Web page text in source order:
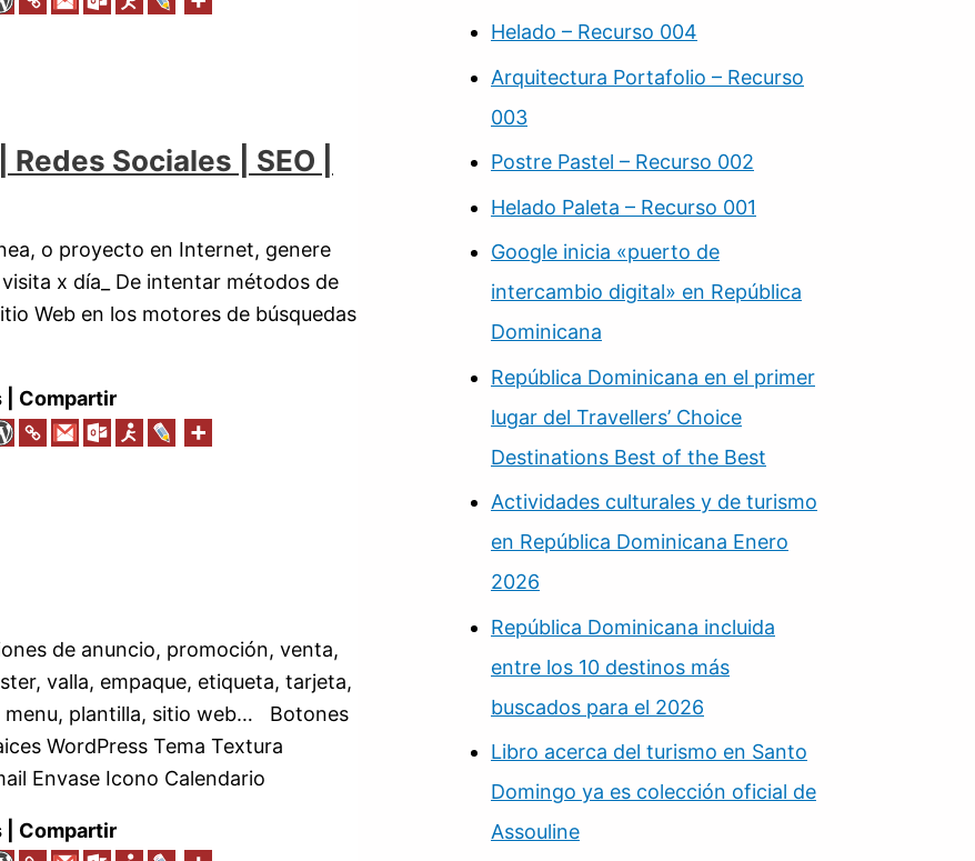
Sociales | SEO |
o proyecto en Internet, genere
x día_ De intentar métodos de
Web en los motores de búsquedas
| Compartir
de anuncio, promoción, venta,
valla, empaque, etiqueta, tarjeta,
menu, plantilla, sitio web… Botones
WordPress Tema Textura
Envase Icono Calendario
| Compartir
Helado – Recurso 004
Arquitectura Portafolio – Recurso
003
Postre Pastel – Recurso 002
Helado Paleta – Recurso 001
Google inicia «puerto de
intercambio digital» en República
Dominicana
República Dominicana en el primer
lugar del Travellers’ Choice
Destinations Best of the Best
Actividades culturales y de turismo
en República Dominicana Enero
2026
República Dominicana incluida
entre los 10 destinos más
buscados para el 2026
Libro acerca del turismo en Santo
Domingo ya es colección oficial de
Assouline